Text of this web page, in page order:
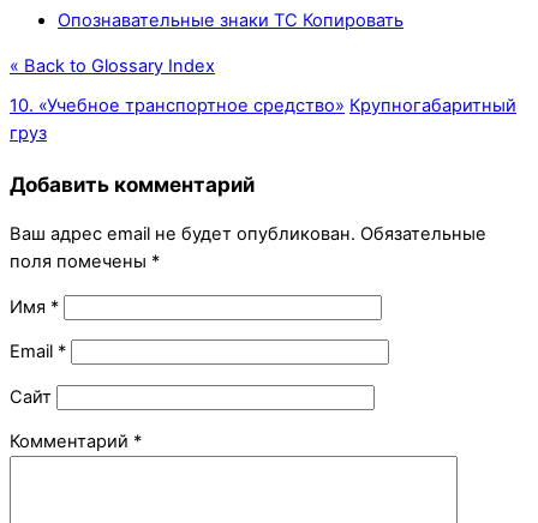
Опознавательные знаки ТС Копировать
« Back to Glossary Index
10. «Учебное транспортное средство» Крупногабаритный
груз
Добавить комментарий
Ваш адрес email не будет опубликован. Обязательные
поля помечены *
Имя *
Email *
Сайт
Комментарий *